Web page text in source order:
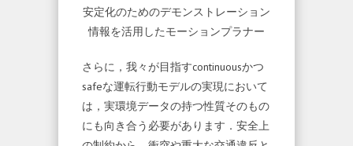
安定化のためのデモンストレーション
情報を活用したモーションプラナー
さらに，我々が目指すcontinuousかつ
safeな運転行動モデルの実現において
は，実環境データの持つ性質そのもの
にも向き合う必要があります．安全上